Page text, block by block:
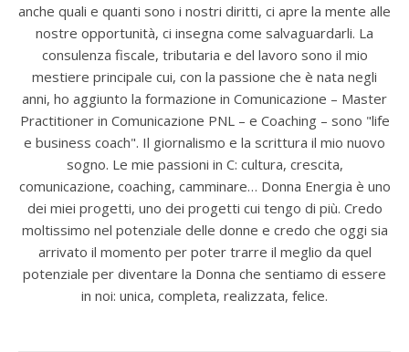
anche quali e quanti sono i nostri diritti, ci apre la mente alle
nostre opportunità, ci insegna come salvaguardarli. La
consulenza fiscale, tributaria e del lavoro sono il mio
mestiere principale cui, con la passione che è nata negli
anni, ho aggiunto la formazione in Comunicazione – Master
Practitioner in Comunicazione PNL – e Coaching – sono "life
e business coach". Il giornalismo e la scrittura il mio nuovo
sogno. Le mie passioni in C: cultura, crescita,
comunicazione, coaching, camminare… Donna Energia è uno
dei miei progetti, uno dei progetti cui tengo di più. Credo
moltissimo nel potenziale delle donne e credo che oggi sia
arrivato il momento per poter trarre il meglio da quel
potenziale per diventare la Donna che sentiamo di essere
in noi: unica, completa, realizzata, felice.